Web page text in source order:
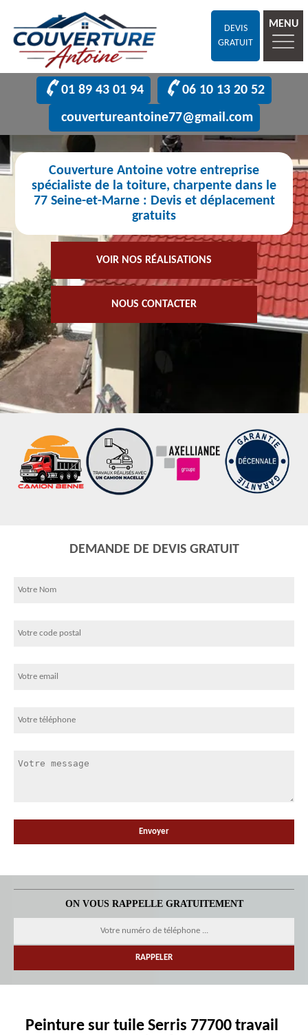
DEVIS
GRATUIT
MENU
01 89 43 01 94
06 10 13 20 52
couvertureantoine77@gmail.com
Couverture Antoine votre entreprise
spécialiste de la toiture, charpente dans le
77 Seine-et-Marne : Devis et déplacement
gratuits
VOIR NOS RÉALISATIONS
NOUS CONTACTER
DEMANDE DE DEVIS GRATUIT
ON VOUS RAPPELLE GRATUITEMENT
Peinture sur tuile Serris 77700 travail